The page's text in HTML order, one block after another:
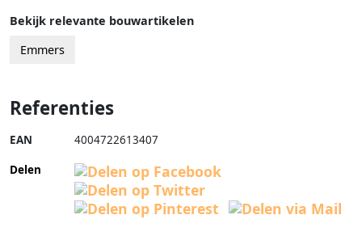
Bekijk relevante bouwartikelen
Emmers
Referenties
EAN 4004722613407
Delen